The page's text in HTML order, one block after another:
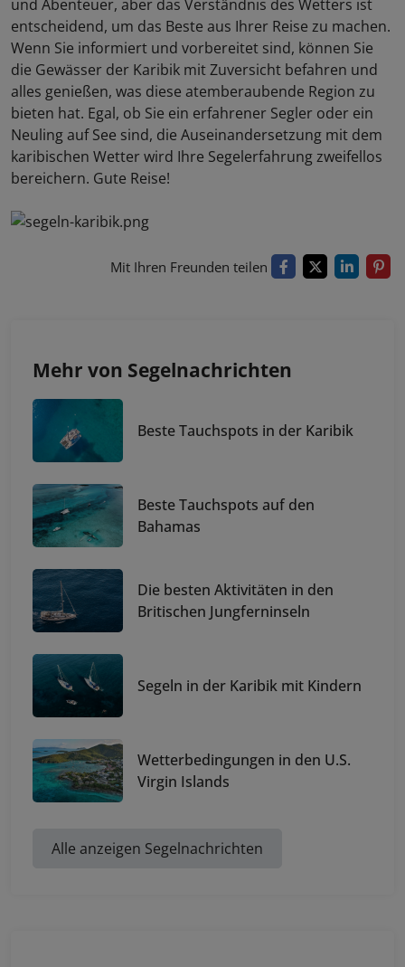
und Abenteuer, aber das Verständnis des Wetters ist
entscheidend, um das Beste aus Ihrer Reise zu machen.
Wenn Sie informiert und vorbereitet sind, können Sie
die Gewässer der Karibik mit Zuversicht befahren und
alles genießen, was diese atemberaubende Region zu
bieten hat. Egal, ob Sie ein erfahrener Segler oder ein
Neuling auf See sind, die Auseinandersetzung mit dem
karibischen Wetter wird Ihre Segelerfahrung zweifellos
bereichern. Gute Reise!
Mit Ihren Freunden teilen
Mehr von Segelnachrichten
Beste Tauchspots in der Karibik
Beste Tauchspots auf den
Bahamas
Die besten Aktivitäten in den
Britischen Jungferninseln
Segeln in der Karibik mit Kindern
Wetterbedingungen in den U.S.
Virgin Islands
Alle anzeigen Segelnachrichten